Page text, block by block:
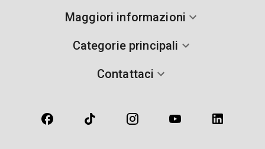
Maggiori informazioni
Categorie principali
Contattaci